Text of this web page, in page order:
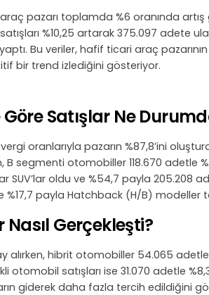
pazarı toplamda %6 oranında
%10,25 artarak 375.097 adete
Bu veriler, hafif ticari araç
bir trend izlediğini gösteriyor.
Satışlar Ne
oranlarıyla pazarın %87,8’ini
B segmenti otomobiller 118.670 adetle
oldu ve %54,7 payla 205.208
%17,7 payla Hatchback (H/B) modeller
Gerçekleşti?
alırken, hibrit otomobiller 54.065 adetle
otomobil satışları ise 31.070 adetle
giderek daha fazla tercih edildiğini